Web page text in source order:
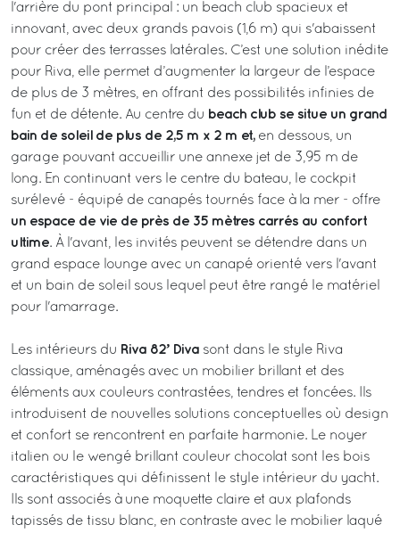
l'arrière du pont principal : un beach club spacieux et
innovant, avec deux grands pavois (1,6 m) qui s'abaissent
pour créer des terrasses latérales. C’est une solution inédite
pour Riva, elle permet d’augmenter la largeur de l’espace
de plus de 3 mètres, en offrant des possibilités infinies de
fun et de détente. Au centre du beach club se situe un grand
bain de soleil de plus de 2,5 m x 2 m et,en dessous, un
garage pouvant accueillir une annexe jet de 3,95 m de
long. En continuant vers le centre du bateau, le cockpit
surélevé - équipé de canapés tournés face à la mer - offre
un espace de vie de près de 35 mètres carrés au confort
ultime. À l'avant, les invités peuvent se détendre dans un
grand espace lounge avec un canapé orienté vers l'avant
et un bain de soleil sous lequel peut être rangé le matériel
pour l'amarrage.
Les intérieurs du Riva 82’ Diva sont dans le style Riva
classique, aménagés avec un mobilier brillant et des
éléments aux couleurs contrastées, tendres et foncées. Ils
introduisent de nouvelles solutions conceptuelles où design
et confort se rencontrent en parfaite harmonie. Le noyer
italien ou le wengé brillant couleur chocolat sont les bois
caractéristiques qui définissent le style intérieur du yacht.
Ils sont associés à une moquette claire et aux plafonds
tapissés de tissu blanc, en contraste avec le mobilier laqué